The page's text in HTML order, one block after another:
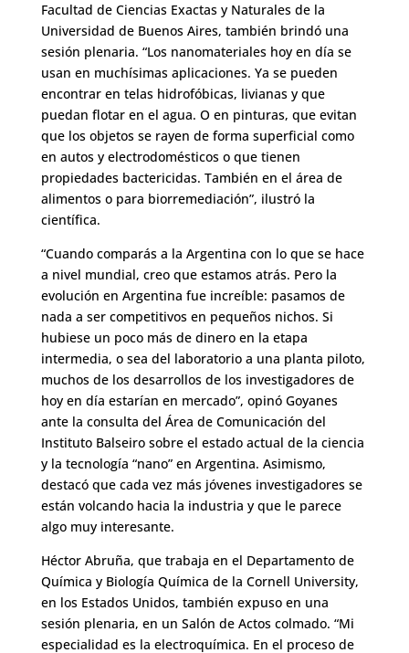
Facultad de Ciencias Exactas y Naturales de la
Universidad de Buenos Aires, también brindó una
sesión plenaria. “Los nanomateriales hoy en día se
usan en muchísimas aplicaciones. Ya se pueden
encontrar en telas hidrofóbicas, livianas y que
puedan flotar en el agua. O en pinturas, que evitan
que los objetos se rayen de forma superficial como
en autos y electrodomésticos o que tienen
propiedades bactericidas. También en el área de
alimentos o para biorremediación”, ilustró la
científica.
“Cuando comparás a la Argentina con lo que se hace
a nivel mundial, creo que estamos atrás. Pero la
evolución en Argentina fue increíble: pasamos de
nada a ser competitivos en pequeños nichos. Si
hubiese un poco más de dinero en la etapa
intermedia, o sea del laboratorio a una planta piloto,
muchos de los desarrollos de los investigadores de
hoy en día estarían en mercado”, opinó Goyanes
ante la consulta del Área de Comunicación del
Instituto Balseiro sobre el estado actual de la ciencia
y la tecnología “nano” en Argentina. Asimismo,
destacó que cada vez más jóvenes investigadores se
están volcando hacia la industria y que le parece
algo muy interesante.
Héctor Abruña, que trabaja en el Departamento de
Química y Biología Química de la Cornell University,
en los Estados Unidos, también expuso en una
sesión plenaria, en un Salón de Actos colmado. “Mi
especialidad es la electroquímica. En el proceso de